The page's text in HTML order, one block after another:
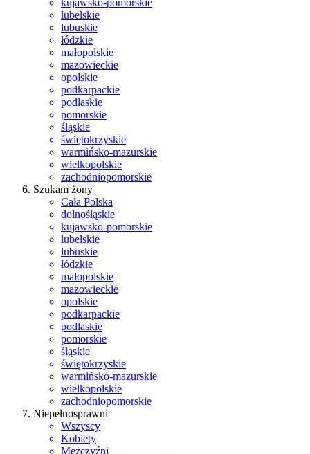
kujawsko-pomorskie
lubelskie
lubuskie
łódzkie
małopolskie
mazowieckie
opolskie
podkarpackie
podlaskie
pomorskie
śląskie
świętokrzyskie
warmińsko-mazurskie
wielkopolskie
zachodniopomorskie
Szukam żony
Cała Polska
dolnośląskie
kujawsko-pomorskie
lubelskie
lubuskie
łódzkie
małopolskie
mazowieckie
opolskie
podkarpackie
podlaskie
pomorskie
śląskie
świętokrzyskie
warmińsko-mazurskie
wielkopolskie
zachodniopomorskie
Niepełnosprawni
Wszyscy
Kobiety
Mężczyźni